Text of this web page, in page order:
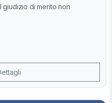
giudizio di merito non